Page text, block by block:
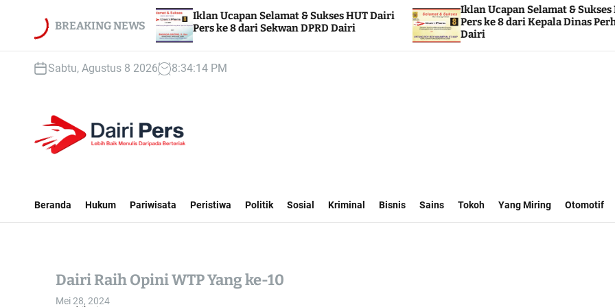
BREAKING NEWS
Iklan Ucapan Selamat & Sukses HUT Dairi
Pers ke 8 dari Sekwan DPRD Dairi
Iklan Ucapan Selamat & Sukses HUT Dairi
Pers ke 8 dari Kepala Dinas Perhubungan
Sabtu, Agustus 8 2026 8:34:16 PM
Beranda Hukum Pariwisata Peristiwa Politik Sosial Kriminal Bisnis Sains Tokoh Yang Miring Otomotif
Dairi Raih Opini WTP Yang ke-10
Mei 28, 2024